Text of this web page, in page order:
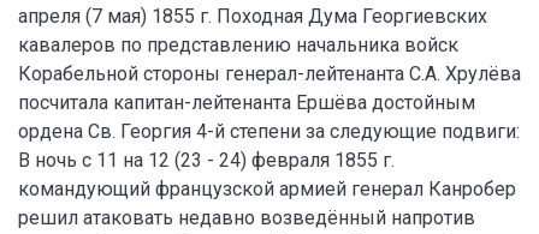
апреля (7 мая) 1855 г. Походная Дума Георгиевских
кавалеров по представлению начальника войск
Корабельной стороны генерал-лейтенанта С.А. Хрулёва
посчитала капитан-лейтенанта Ершёва достойным
ордена Св. Георгия 4-й степени за следующие подвиги:
В ночь с 11 на 12 (23 - 24) февраля 1855 г.
командующий французской армией генерал Канробер
решил атаковать недавно возведённый напротив